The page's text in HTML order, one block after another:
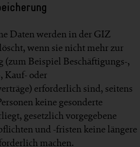
Daten werden in der GIZ
wenn sie nicht mehr zur
(zum Beispiel Beschäftigungs-,
Kauf- oder
erforderlich sind, seitens
keine gesonderte
gesetzlich vorgegebene
und -fristen keine längere
machen.